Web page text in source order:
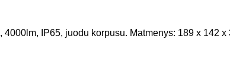
IP65, juodu korpusu. Matmenys: 189 x 142